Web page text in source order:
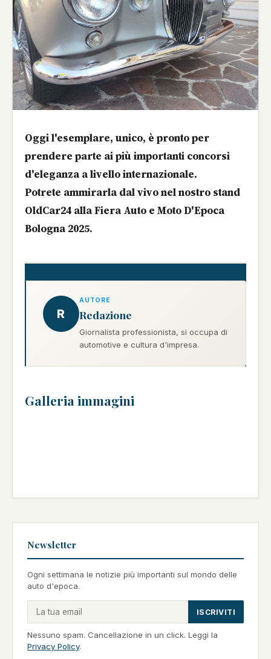
Oggi l'esemplare, unico, è pronto per
prendere parte ai più importanti concorsi
d'eleganza a livello internazionale.
Potrete ammirarla dal vivo nel nostro stand
OldCar24 alla Fiera Auto e Moto D'Epoca
Bologna 2025.
R
AUTORE
Redazione
Giornalista professionista, si occupa di
automotive e cultura d'impresa.
Galleria immagini
Newsletter
Ogni settimana le notizie più importanti sul mondo delle
auto d'epoca.
ISCRIVITI
Nessuno spam. Cancellazione in un click. Leggi la
Privacy Policy.